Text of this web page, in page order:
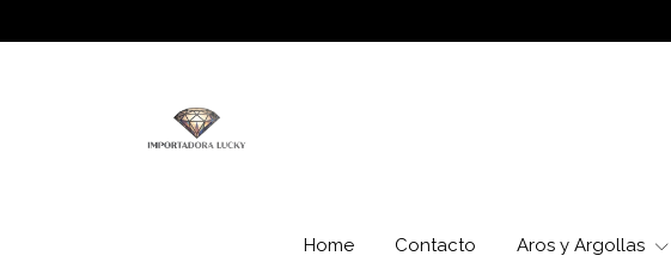
Home Contacto Aros y Argollas